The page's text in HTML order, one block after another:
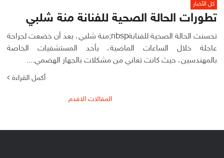
كل الأخبار
تطورات الحالة الصحية للفنانة منة شلبي
تحسنت الحالة الصحية للفنانةnbsp;منة شلبي، بعد أن خضعت لجراحة
عاجلة خلال الساعات الماضية، بأحد المستشفيات الخاصة
بالمهندسين، حيث كانت تعاني من مشكلات بالجهاز الهضمي....
أكمل القراءة
المقالات الاقدم